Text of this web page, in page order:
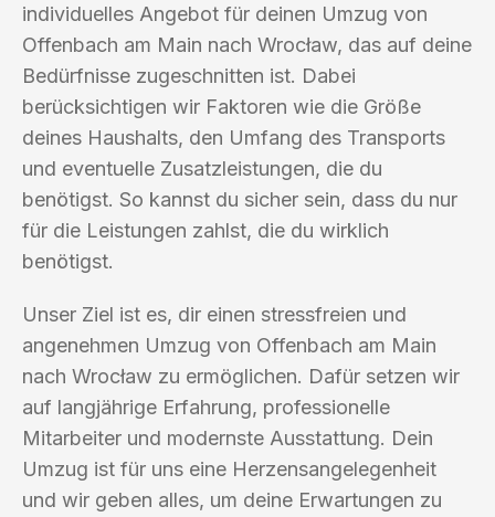
individuelles Angebot für deinen Umzug von
Offenbach am Main nach Wrocław, das auf deine
Bedürfnisse zugeschnitten ist. Dabei
berücksichtigen wir Faktoren wie die Größe
deines Haushalts, den Umfang des Transports
und eventuelle Zusatzleistungen, die du
benötigst. So kannst du sicher sein, dass du nur
für die Leistungen zahlst, die du wirklich
benötigst.
Unser Ziel ist es, dir einen stressfreien und
angenehmen Umzug von Offenbach am Main
nach Wrocław zu ermöglichen. Dafür setzen wir
auf langjährige Erfahrung, professionelle
Mitarbeiter und modernste Ausstattung. Dein
Umzug ist für uns eine Herzensangelegenheit
und wir geben alles, um deine Erwartungen zu